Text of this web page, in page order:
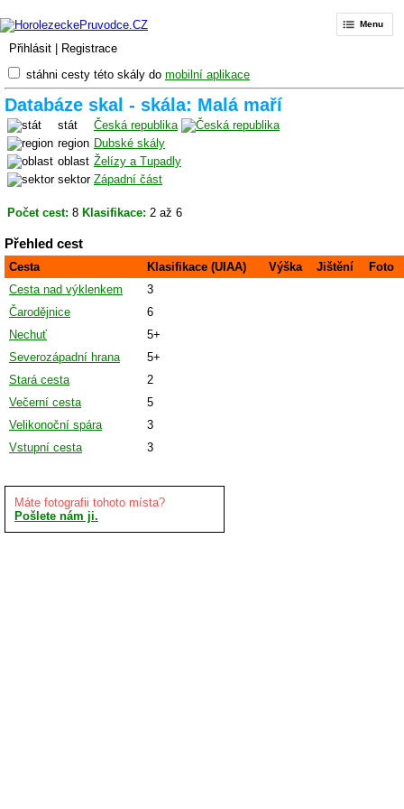
Přihlásit Registrace
Menu
stáhni cesty této skály do mobilní aplikace
Databáze skal - skála: Malá maří
stát
Česká republika
region Dubské skály
oblast Želízy a Tupadly
sektor Západní část
Počet cest: 8 Klasifikace: 2 až 6
Přehled cest
Cesta Klasifikace (UIAA) Výška Jištění
Foto
Cesta nad výklenkem
3
Čarodějnice
6
Nechuť
5+
Severozápadní hrana
5+
Stará cesta
2
Večerní cesta
5
Velikonoční spára
3
Vstupní cesta
3
Máte fotografii tohoto místa?
Pošlete nám ji.